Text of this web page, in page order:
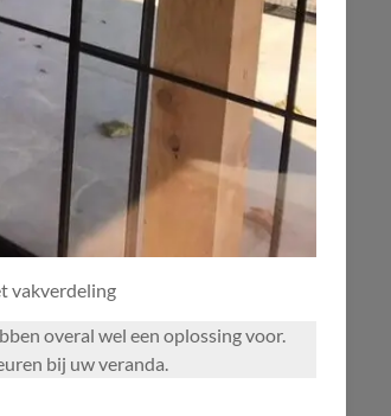
vakverdeling
overal wel een oplossing voor.
bij uw veranda.